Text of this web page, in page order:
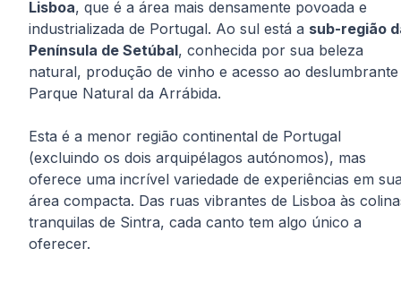
Lisboa, que é a área mais densamente povoada e
industrializada de Portugal. Ao sul está a sub-região
Península de Setúbal, conhecida por sua beleza
natural, produção de vinho e acesso ao deslumbrante
Parque Natural da Arrábida.
Esta é a menor região continental de Portugal
(excluindo os dois arquipélagos autónomos), mas
oferece uma incrível variedade de experiências em
área compacta. Das ruas vibrantes de Lisboa às
tranquilas de Sintra, cada canto tem algo único a
oferecer.